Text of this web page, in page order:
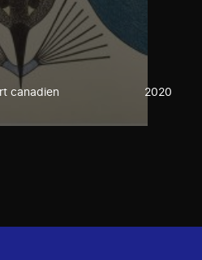
canadien 2020